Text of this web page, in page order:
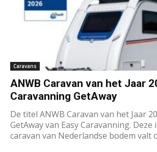
Caravans
ANWB Caravan van het Jaar
Caravanning GetAway
De titel ANWB Caravan van het Jaar
GetAway van Easy Caravanning. Deze
caravan van Nederlandse bodem valt